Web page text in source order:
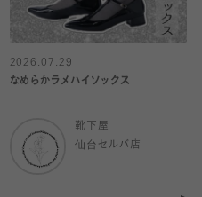
2026.07.29
なめらかラメハイソックス
靴下屋
仙台セルバ店